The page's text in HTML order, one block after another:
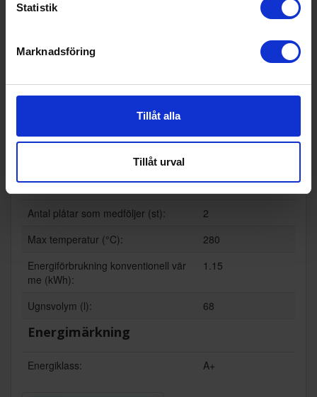
Statistik
Marknadsföring
Tillåt alla
Tillåt urval
Mikrovågsfunktion (Ja/Nej):
Teknisk data
Antal plåtar som medföljer (st):
2
Max temperatur (°C):
280
Energiförbrukning konventionell vär
me (kWh):
1.15
Ugnsvolym (l): 68
Energimärkning
Energiklass: A+